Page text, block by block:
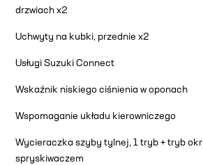
drzwiach x2
Uchwyty na kubki, przednie x2
Usługi Suzuki Connect
Wskaźnik niskiego ciśnienia w oponach
Wspomaganie układu kierowniczego
Wycieraczka szyby tylnej, 1 tryb + tryb
spryskiwaczem